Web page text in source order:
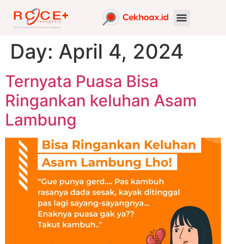
Day: April 4, 2024
Ternyata Puasa Bisa
Ringankan keluhan Asam
Lambung